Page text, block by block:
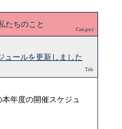
たちのこと
Category
ールを更新しました
Title
年度の開催スケジュ